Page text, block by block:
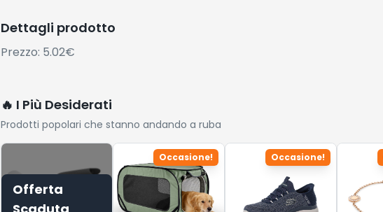
Dettagli prodotto
Prezzo: 5.02€
🔥 I Più Desiderati
Prodotti popolari che stanno andando a ruba
Offerta
Occasione! Occasione!